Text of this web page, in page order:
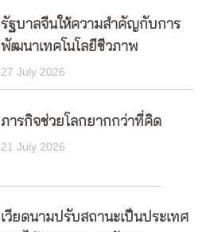
รัฐบาลจีนให้ความสำคัญกับการ
พัฒนาเทคโนโลยีชีวภาพ
27 July 2026
ภารกิจช่วยโลกยากกว่าที่คิด
21 July 2026
เวียดนามปรับสถานะเป็นประเทศ